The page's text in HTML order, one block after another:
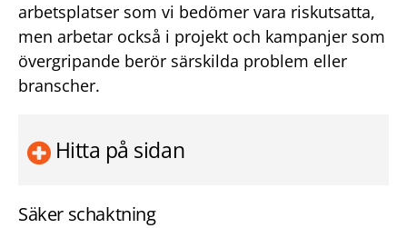
arbetsplatser som vi bedömer vara riskutsatta,
men arbetar också i projekt och kampanjer som
övergripande berör särskilda problem eller
branscher.
Hitta på sidan
Säker schaktning